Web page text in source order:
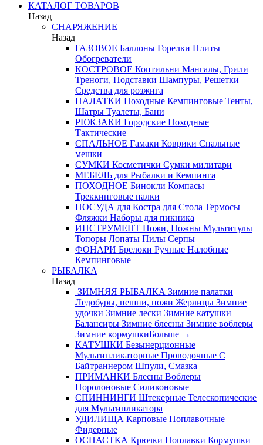
КАТАЛОГ ТОВАРОВ
Назад
СНАРЯЖЕНИЕ
Назад
ГАЗОВОЕ Баллоны Горелки Плиты
Обогреватели
КОСТРОВОЕ Коптильни Мангалы, Грили
Треноги, Подставки Шампуры, Решетки
Средства для розжига
ПАЛАТКИ Походные Кемпинговые Тенты,
Шатры Туалеты, Бани
РЮКЗАКИ Городские Походные
Тактические
СПАЛЬНОЕ Гамаки Коврики Спальные
мешки
СУМКИ Косметички Сумки милитари
МЕБЕЛЬ для Рыбалки и Кемпинга
ПОХОДНОЕ Бинокли Компасы
Треккинговые палки
ПОСУДА для Костра для Стола Термосы
Фляжки Наборы для пикника
ИНСТРУМЕНТ Ножи, Ножны Мультитулы
Топоры Лопаты Пилы Серпы
ФОНАРИ Брелоки Ручные Налобные
Кемпинговые
РЫБАЛКА
Назад
ЗИМНЯЯ РЫБАЛКА Зимние палатки
Ледобуры, пешни, ножи Жерлицы Зимние
удочки Зимние лески Зимние катушки
Балансиры Зимние блесны Зимние воблеры
Зимние кормушкиБольше →
КАТУШКИ Безынерционные
Мультипликаторные Проводочные С
Байтраннером Шпули, Смазка
ПРИМАНКИ Блесны Воблеры
Поролоновые Силиконовые
СПИННИНГИ Штекерные Телескопические
для Мультипликатора
УДИЛИЩА Карповые Поплавочные
Фидерные
ОСНАСТКА Крючки Поплавки Кормушки